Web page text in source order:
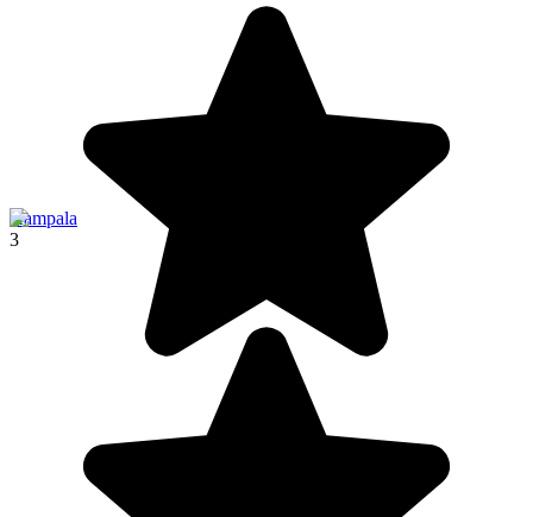
Kampala
3